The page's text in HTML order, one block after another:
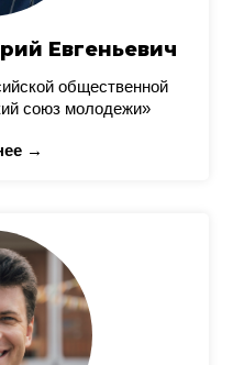
Евгеньевич
общественной
союз молодежи»
→